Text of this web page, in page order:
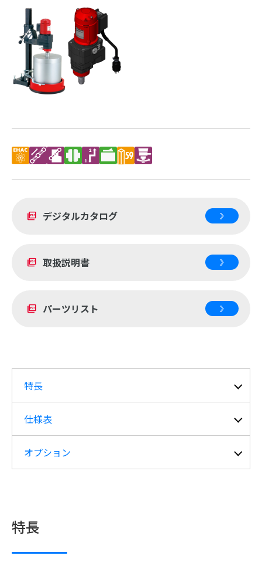
picture_as_pdf デジタルカタログ
picture_as_pdf 取扱説明書
picture_as_pdf パーツリスト
特長
仕様表
オプション
特長